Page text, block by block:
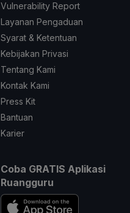
Vulnerability Report
Layanan Pengaduan
Syarat & Ketentuan
Kebijakan Privasi
Tentang Kami
Kontak Kami
Press Kit
Bantuan
Karier
Coba GRATIS Aplikasi
Ruangguru